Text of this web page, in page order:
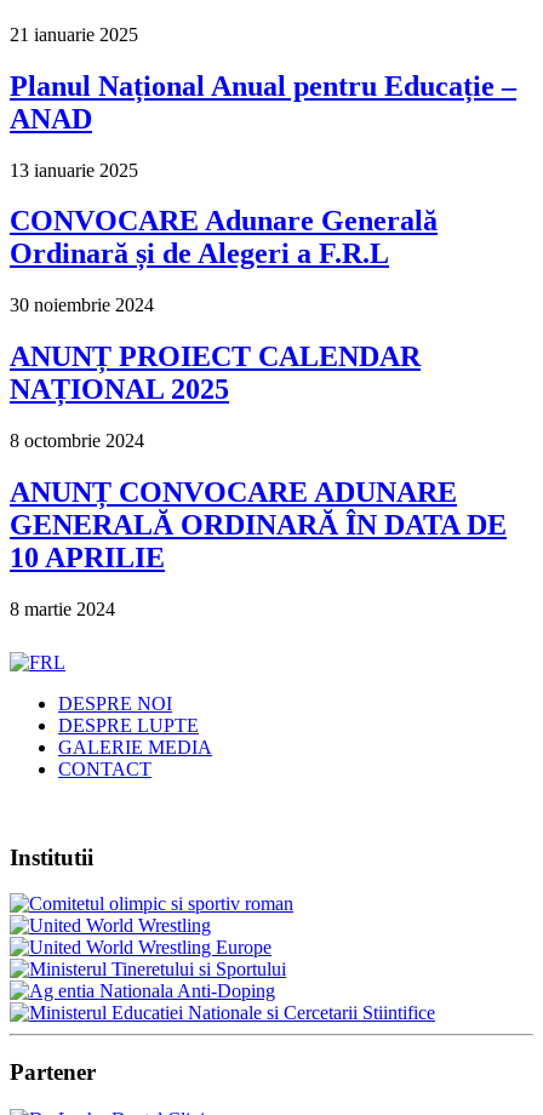
21 ianuarie 2025
Planul Național Anual pentru Educație –
ANAD
13 ianuarie 2025
CONVOCARE Adunare Generală
Ordinară și de Alegeri a F.R.L
30 noiembrie 2024
ANUNȚ PROIECT CALENDAR
NAȚIONAL 2025
8 octombrie 2024
ANUNȚ CONVOCARE ADUNARE
GENERALĂ ORDINARĂ ÎN DATA DE
10 APRILIE
8 martie 2024
DESPRE NOI
DESPRE LUPTE
GALERIE MEDIA
CONTACT
Institutii
Partener